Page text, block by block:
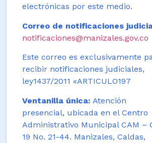
electrónicas por este medio.
Correo de notificaciones
notificaciones@manizales.gov.co
Este correo es exclusivamente
recibir notificaciones judiciales,
ley1437/2011 «ARTICULO197
Ventanilla única: Atención
presencial, ubicada en el Centro
Administrativo Municipal CAM –
19 No. 21-44. Manizales, Caldas,